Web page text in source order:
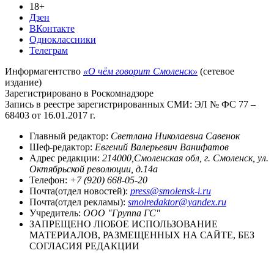
18+
Дзен
ВКонтакте
Одноклассники
Телеграм
Информагентство «О чём говорит Смоленск» (сетевое
издание)
Зарегистрировано в Роскомнадзоре
Запись в реестре зарегистрированных СМИ: ЭЛ № ФС 77 –
68403 от 16.01.2017 г.
Главный редактор: Светлана Николаевна Савенок
Шеф-редактор: Евгений Валерьевич Ванифатов
Адрес редакции: 214000,Смоленская обл, г. Смоленск, ул.
Октябрьской революции, д.14а
Телефон: +7 (920) 668-05-20
Почта(отдел новостей): press@smolensk-i.ru
Почта(отдел рекламы): smolredaktor@yandex.ru
Учредитель: ООО "Группа ГС"
ЗАПРЕЩЕНО ЛЮБОЕ ИСПОЛЬЗОВАНИЕ
МАТЕРИАЛОВ, РАЗМЕЩЕННЫХ НА САЙТЕ, БЕЗ
СОГЛАСИЯ РЕДАКЦИИ